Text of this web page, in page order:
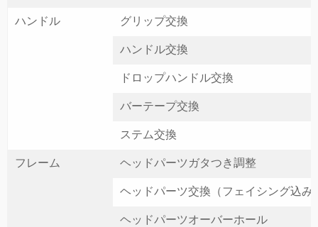
ハンドル グリップ交換
ハンドル交換
ドロップハンドル交換
バーテープ交換
ステム交換
フレーム ヘッドパーツガタつき調整
ヘッドパーツ交換（フェイシング込み
ヘッドパーツオーバーホール